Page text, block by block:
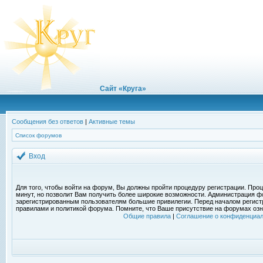
Сайт «Круга»
Сообщения без ответов | Активные темы
Список форумов
Вход
Для того, чтобы войти на форум, Вы должны пройти процедуру регистрации.
минут, но позволит Вам получить более широкие возможности. Администрация
зарегистрированным пользователям большие привилегии. Перед началом
правилами и политикой форума. Помните, что Ваше присутствие на форумах
Общие правила| Соглашение о